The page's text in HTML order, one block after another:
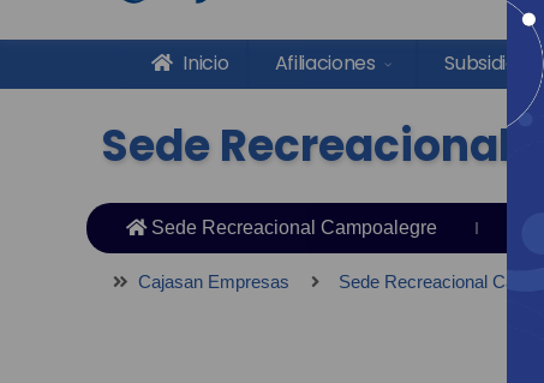
Inicio Afiliaciones Subsidios
Sede Recreacional
Sede Recreacional Campoalegre
Cajasan Empresas Sede Recreacional